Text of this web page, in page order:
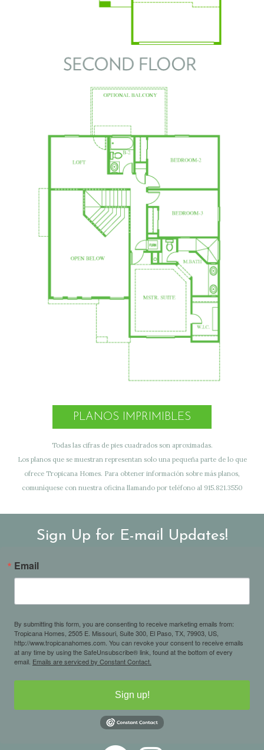
PLANOS IMPRIMIBLES
Todas las cifras de pies cuadrados son aproximadas.
Los planos que se muestran representan solo una pequeña parte de lo que
ofrece Tropicana Homes. Para obtener información sobre más planos,
comuníquese con nuestra oficina llamando por teléfono al 915.821.3550
Sign Up for E-mail Updates!
Email
By submitting this form, you are consenting to receive marketing emails from:
Tropicana Homes, 2505 E. Missouri, Suite 300, El Paso, TX, 79903, US,
http://www.tropicanahomes.com. You can revoke your consent to receive emails
at any time by using the SafeUnsubscribe® link, found at the bottom of every
email. Emails are serviced by Constant Contact.
Sign up!